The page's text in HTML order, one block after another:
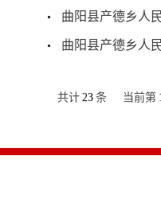
曲阳县产德乡人
曲阳县产德乡人
共计 23 条 当前第